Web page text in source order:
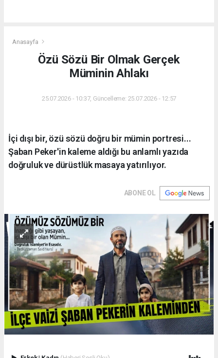
Anasayfa
Özü Sözü Bir Olmak Gerçek
Müminin Ahlakı
25.07.2026 - 10:37, Güncelleme: 25.07.2026 - 12:57
İçi dışı bir, özü sözü doğru bir mümin portresi...
Şaban Peker'in kaleme aldığı bu anlamlı yazıda
doğruluk ve dürüstlük masaya yatırılıyor.
ABONE OL